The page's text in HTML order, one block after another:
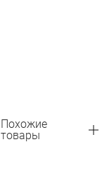
Похожие
товары